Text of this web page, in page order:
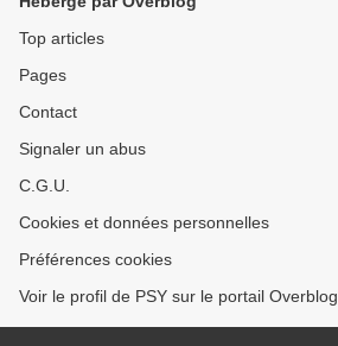
Top articles
Pages
Contact
Signaler un abus
C.G.U.
Cookies et données personnelles
Préférences cookies
Voir le profil de PSY sur le portail Overblog